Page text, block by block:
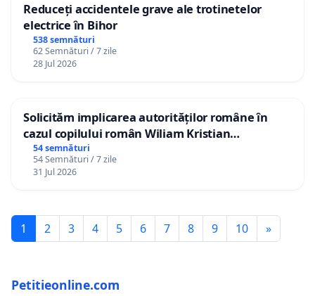
Reduceți accidentele grave ale trotinetelor
electrice în Bihor
538 semnături
62 Semnături / 7 zile
28 Jul 2026
Solicităm implicarea autorităților române în
cazul copilului român Wiliam Kristian
Gheorghe, aflat în plasament în Danemarca de
12 ani
54 semnături
54 Semnături / 7 zile
31 Jul 2026
1 2 3 4 5 6 7 8 9 10 »
Petitieonline.com